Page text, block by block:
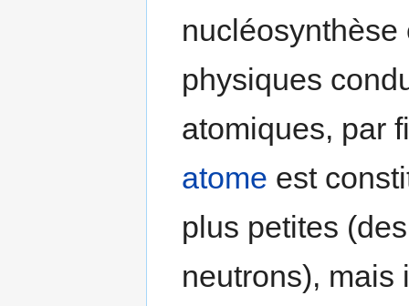
physiques
atomiques, par
atome est
plus petites
neutrons), mais